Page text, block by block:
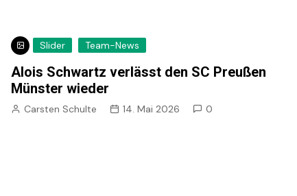
Slider Team-News
Alois Schwartz verlässt den SC Preußen
Münster wieder
Carsten Schulte 14. Mai 2026 0